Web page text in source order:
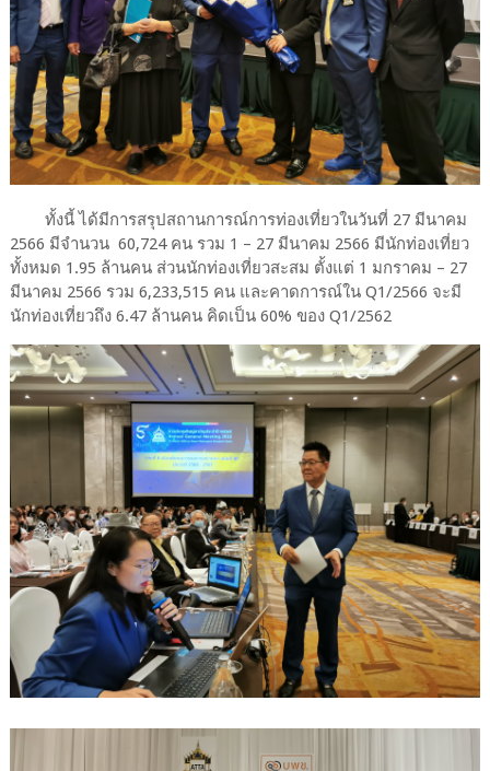
ทั้งนี้ ได้มีการสรุปสถานการณ์การท่องเที่ยวในวันที่ 27 มีนาคม
2566 มีจำนวน 60,724 คน รวม 1 – 27 มีนาคม 2566 มีนักท่องเที่ยว
ทั้งหมด 1.95 ล้านคน ส่วนนักท่องเที่ยวสะสม ตั้งแต่ 1 มกราคม – 27
มีนาคม 2566 รวม 6,233,515 คน และคาดการณ์ใน Q1/2566 จะมี
นักท่องเที่ยวถึง 6.47 ล้านคน คิดเป็น 60% ของ Q1/2562